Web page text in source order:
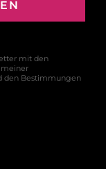
mit den
meiner
den Bestimmungen